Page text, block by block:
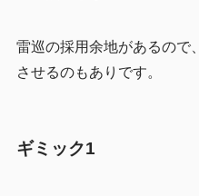
雷巡の採用余地があるので
させるのもありです。
ギミック1